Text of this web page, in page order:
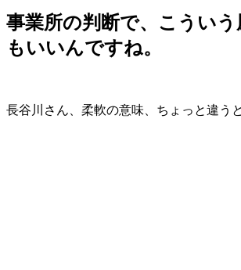
事業所の判断で、こういう
もいいんですね。
長谷川さん、柔軟の意味、ちょっと違う